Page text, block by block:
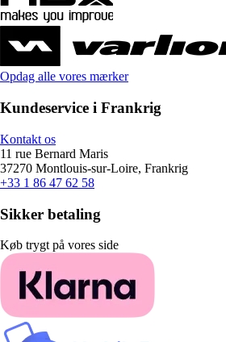
Opdag alle vores mærker
Kundeservice i Frankrig
Kontakt os
11 rue Bernard Maris
37270 Montlouis-sur-Loire, Frankrig
+33 1 86 47 62 58
Sikker betaling
Køb trygt på vores side